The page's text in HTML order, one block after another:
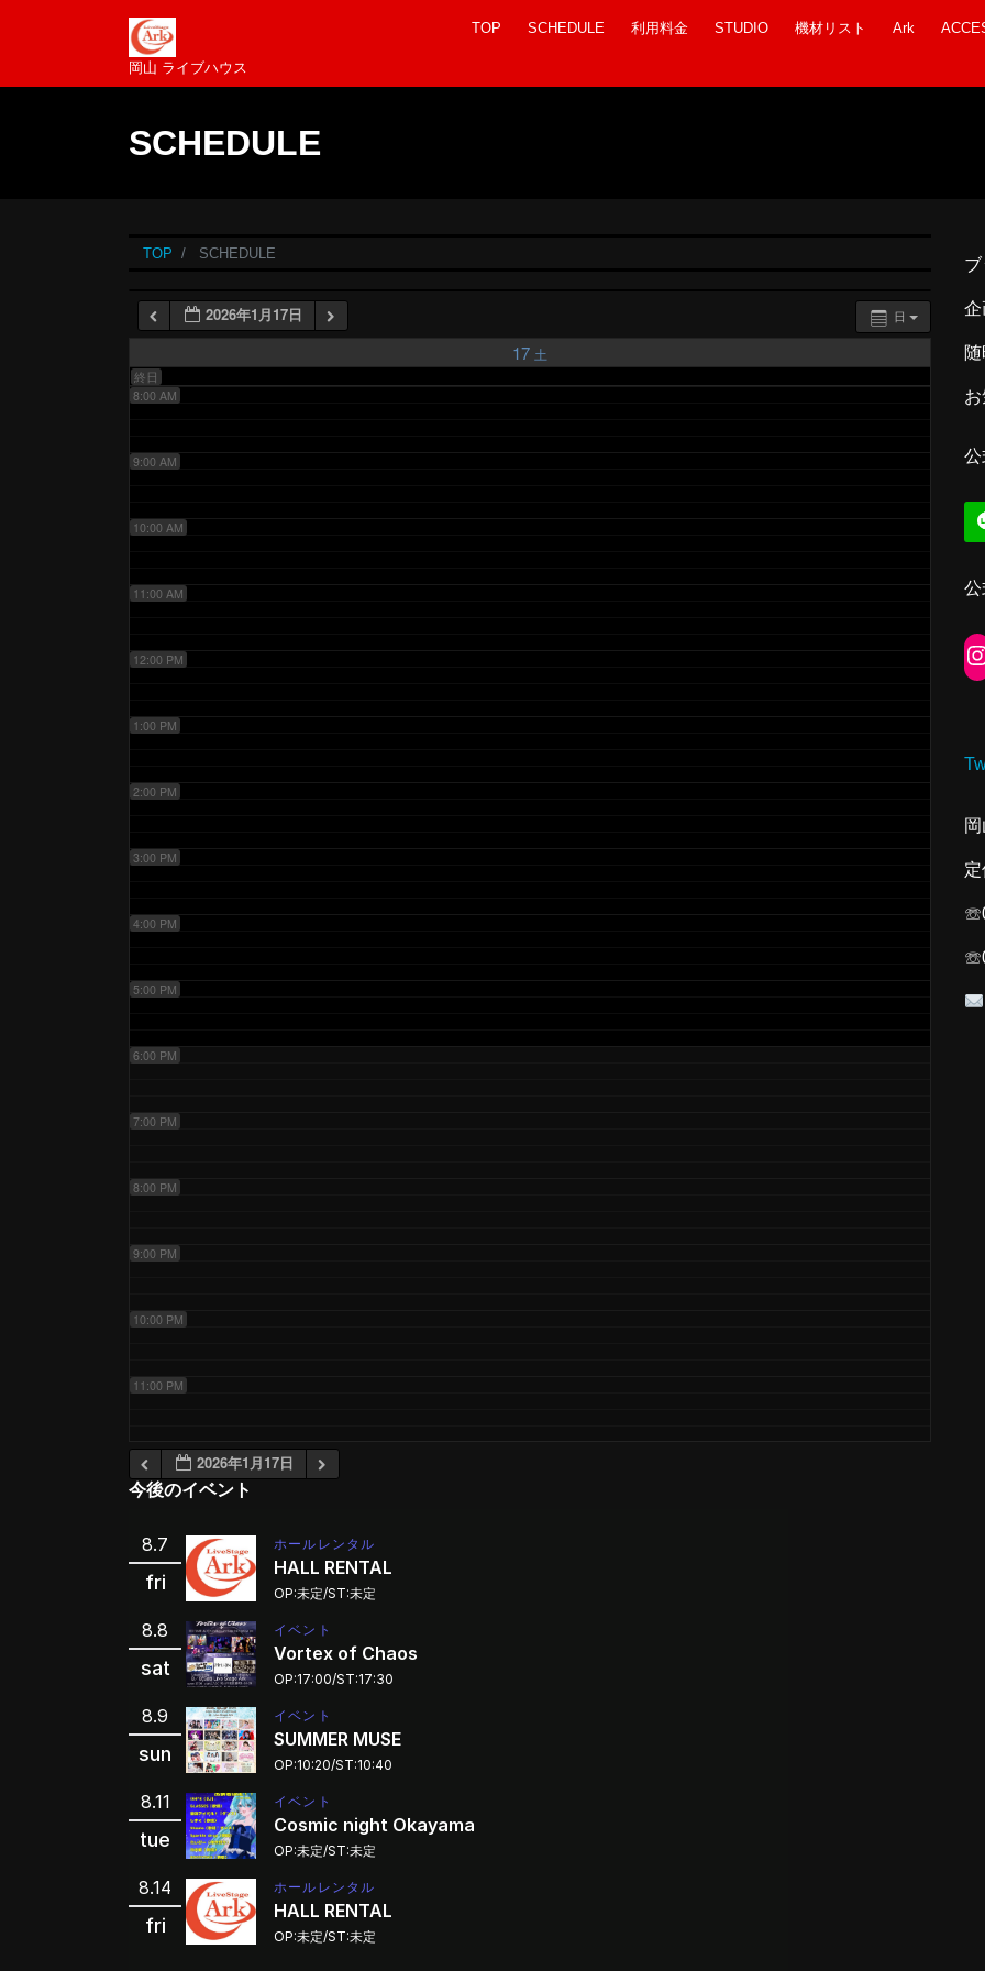
岡山 ライブハウス
TOP SCHEDULE 利用料金 STUDIO 機材リスト Ark
SCHEDULE
TOP SCHEDULE
日
2026年1月17日
17 土
終日
3:00 AM
4:00 AM
6:00 AM
7:00 AM
8:00 AM
9:00 AM
10:00 AM
11:00 AM
12:00 PM
1:00 PM
2:00 PM
3:00 PM
4:00 PM
5:00 PM
6:00 PM
7:00 PM
8:00 PM
9:00 PM
10:00 PM
11:00 PM
2026年1月17日
今後のイベント
企
公
公